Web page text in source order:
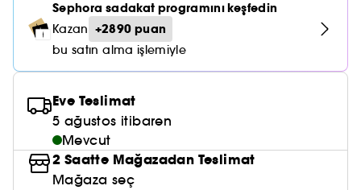
Maske
Cilt & Makyaj Temizleyiciler
Saç Bakım Setleri
Okyanus Esansı
Nemlendirici Bakım
Matlaştırıcı Bakım
Kızarıklık için Bakım
Sıkılaştırıcı ve Lifting Etkili Bakım
Cilt Tonu Eşitsizliği için Bakım
Gözenek Karşıtı
Karma ve Yağlı Saçlar
Kuru Saç Bakımı
CHAMPO
SOL DE JANEIRO
ERBORIAN
OLAPLEX
KÉRASTASE
SUPERGOOP!
GISOU
OUAI
AMIKA
KAYALI
Sephora sadakat programını keşfedin
Kazan +2890 puan
bu satın alma işlemiyle
Eve Teslimat
5 ağustos itibaren
Mevcut
2 Saatte Mağazadan Teslimat
Mağaza seç